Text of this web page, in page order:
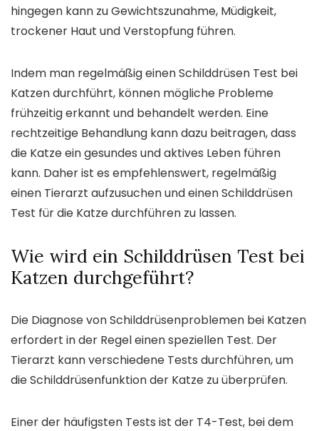
hingegen kann zu Gewichtszunahme, Müdigkeit,
trockener Haut und Verstopfung führen.
Indem man regelmäßig einen Schilddrüsen Test bei
Katzen durchführt, können mögliche Probleme
frühzeitig erkannt und behandelt werden. Eine
rechtzeitige Behandlung kann dazu beitragen, dass
die Katze ein gesundes und aktives Leben führen
kann. Daher ist es empfehlenswert, regelmäßig
einen Tierarzt aufzusuchen und einen Schilddrüsen
Test für die Katze durchführen zu lassen.
Wie wird ein Schilddrüsen Test bei
Katzen durchgeführt?
Die Diagnose von Schilddrüsenproblemen bei Katzen
erfordert in der Regel einen speziellen Test. Der
Tierarzt kann verschiedene Tests durchführen, um
die Schilddrüsenfunktion der Katze zu überprüfen.
Einer der häufigsten Tests ist der T4-Test, bei dem